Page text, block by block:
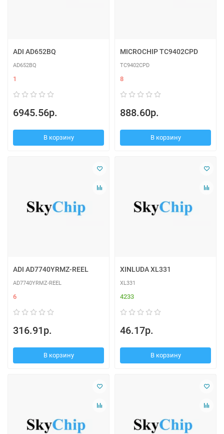
ADI AD652BQ
AD652BQ
1
6945.56р.
В корзину
MICROCHIP TC9402CPD
TC9402CPD
8
888.60р.
В корзину
ADI AD7740YRMZ-REEL
AD7740YRMZ-REEL
6
316.91р.
В корзину
XINLUDA XL331
XL331
4233
46.17р.
В корзину